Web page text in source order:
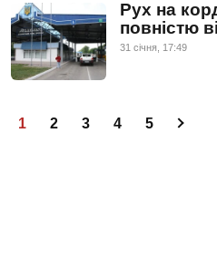
Рух на
повністю
31 сiчня, 17:49
1 2 3 4 5